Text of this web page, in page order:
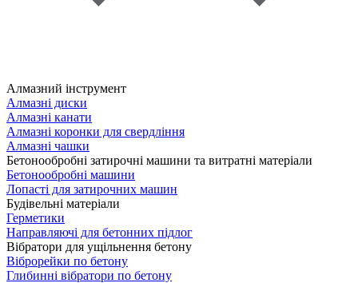
Алмазний інструмент
Алмазні диски
Алмазні канати
Алмазні коронки для свердління
Алмазні чашки
Бетонообробні затирочні машини та витратні матеріали
Бетонообробні машини
Лопасті для затирочних машин
Будівельні матеріали
Герметики
Направляючі для бетонних підлог
Вібратори для ущільнення бетону
Віброрейки по бетону
Глибинні вібратори по бетону